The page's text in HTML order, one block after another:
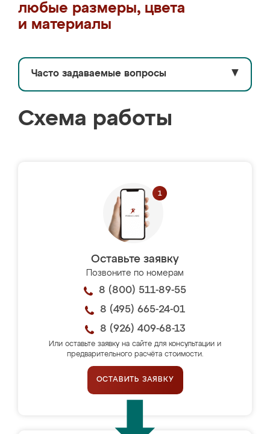
любые размеры, цвета
и материалы
Часто задаваемые вопросы ▼
Схема работы
Оставьте заявку
Позвоните по номерам
8 (800) 511-89-55
8 (495) 665-24-01
8 (926) 409-68-13
Или оставьте заявку на сайте для консультации и
предварительного расчёта стоимости.
ОСТАВИТЬ ЗАЯВКУ